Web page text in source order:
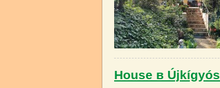
House в Újkígyós